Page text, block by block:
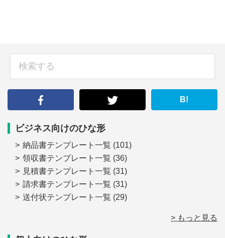
B!
ビジネス向けのひな形
納品書テンプレート一覧 (101)
領収書テンプレート一覧 (36)
見積書テンプレート一覧 (31)
請求書テンプレート一覧 (31)
送付状テンプレート一覧 (29)
> もっと見る